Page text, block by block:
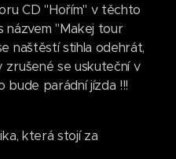
CD "Hořím" v těchto
"Makej tour
naštěstí stihla odehrát,
zrušené se uskuteční v
parádní jízda !!!
která stojí za